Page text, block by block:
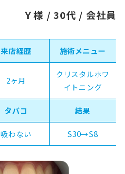
Ｙ様 / 30代 / 会社員
来店経歴 施術メニュー
2ヶ月
クリスタルホワ
イトニング
タバコ 結果
吸わない S30→S8